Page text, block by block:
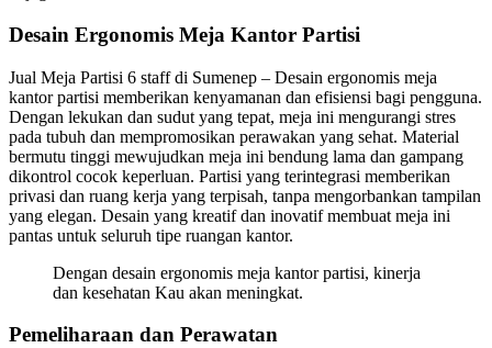
Desain Ergonomis Meja Kantor Partisi
Jual Meja Partisi 6 staff di Sumenep – Desain ergonomis meja
kantor partisi memberikan kenyamanan dan efisiensi bagi pengguna.
Dengan lekukan dan sudut yang tepat, meja ini mengurangi stres
pada tubuh dan mempromosikan perawakan yang sehat. Material
bermutu tinggi mewujudkan meja ini bendung lama dan gampang
dikontrol cocok keperluan. Partisi yang terintegrasi memberikan
privasi dan ruang kerja yang terpisah, tanpa mengorbankan tampilan
yang elegan. Desain yang kreatif dan inovatif membuat meja ini
pantas untuk seluruh tipe ruangan kantor.
Dengan desain ergonomis meja kantor partisi, kinerja
dan kesehatan Kau akan meningkat.
Pemeliharaan dan Perawatan